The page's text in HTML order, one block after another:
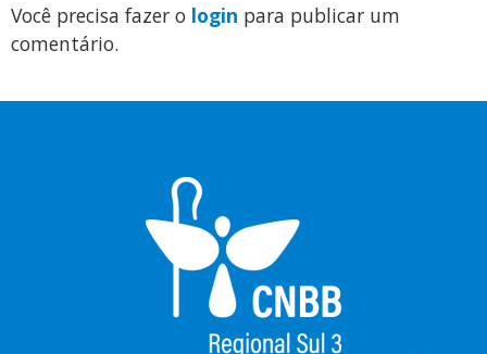
Você precisa fazer o login para publicar um
comentário.